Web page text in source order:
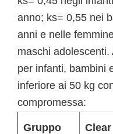
anno; ks= 0,55 nei
anni e nelle
maschi
per infanti, bambini
inferiore ai 50 kg
compromessa:
Gruppo
Clear